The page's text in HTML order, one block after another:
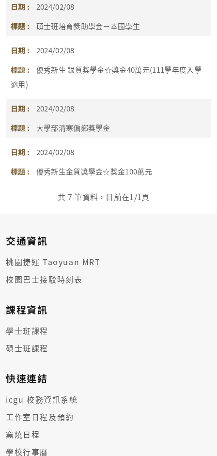
2024/02/08
碩士班培育獎助學金－本國學生
2024/02/08
優秀新生 銀質獎學金☆獎金40萬元(111學年度入學
適用)
2024/02/08
大學部清寒偏鄉獎學金
2024/02/08
優秀新生金質獎學金☆獎金100萬元
共 7 筆資料，目前在1/1頁
交通資訊
桃園捷運 Taoyuan MRT
校園巴士接駁時刻表
課程資訊
學士班課程
碩士班課程
快速連結
icgu 校務資訊系統
工作室日程及預約
窯燒日程
學校行事曆